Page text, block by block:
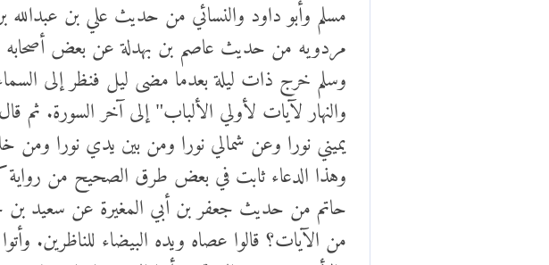
مردويه من حديث عاصم بن بهدلة عن بعض
وسلم خرج ذات ليلة بعدما مضى ليل فنظر إلى
والنهار لآيات لأولي الألباب" إلى آخر السورة.
يميني نورا وعن شمالي نورا ومن بين يدي نورا ومن
وهذا الدعاء ثابت في بعض طرق الصحيح من
حاتم من حديث جعفر بن أبي المغيرة عن سعيد
من الآيات؟ قالوا عصاه ويده البيضاء للناظرين.